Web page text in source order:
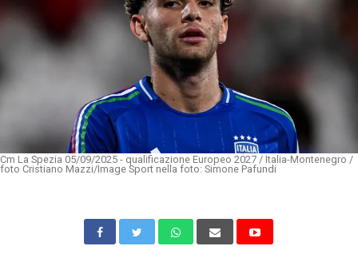
Cm La Spezia 05/09/2025 - qualificazione Europeo 2027 / Italia-Montenegro /
foto Cristiano Mazzi/Image Sport nella foto: Simone Pafundi